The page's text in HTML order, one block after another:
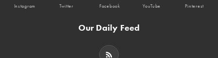
Instagram Twitter Facebook YouTube Pinterest
Our Daily Feed